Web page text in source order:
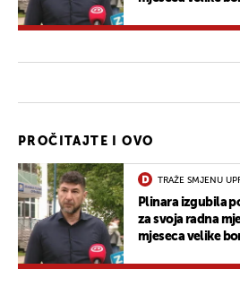
PROČITAJTE I OVO
TRAŽE SMJENU
Plinara izgubila
za svoja radna
mjeseca velike